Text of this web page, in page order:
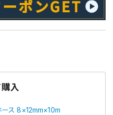
入
ース 8×12mm×10m